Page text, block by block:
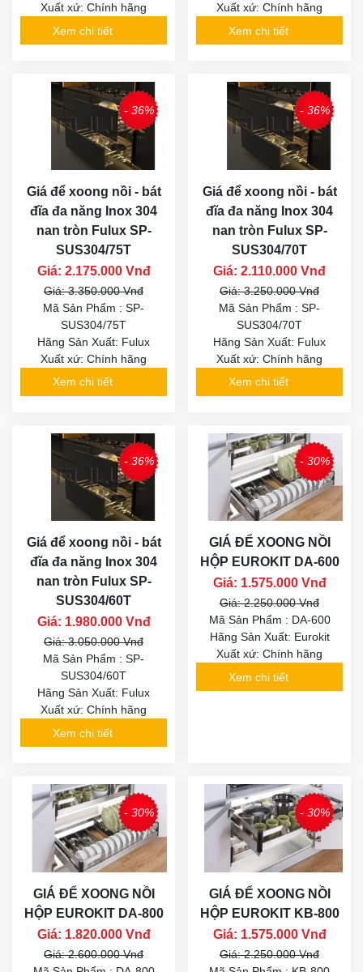
Xuất xứ: Chính hãng
Xem chi tiết
Xuất xứ: Chính hãng
Xem chi tiết
- 36%
Giá để xoong nồi - bát
đĩa đa năng Inox 304
nan tròn Fulux SP-
SUS304/75T
Giá: 2.175.000 Vnđ
Giá: 3.350.000 Vnđ
Mã Sản Phẩm : SP-
SUS304/75T
Hãng Sản Xuất: Fulux
Xuất xứ: Chính hãng
Xem chi tiết
- 36%
Giá để xoong nồi - bát
đĩa đa năng Inox 304
nan tròn Fulux SP-
SUS304/70T
Giá: 2.110.000 Vnđ
Giá: 3.250.000 Vnđ
Mã Sản Phẩm : SP-
SUS304/70T
Hãng Sản Xuất: Fulux
Xuất xứ: Chính hãng
Xem chi tiết
- 36%
Giá để xoong nồi - bát
đĩa đa năng Inox 304
nan tròn Fulux SP-
SUS304/60T
Giá: 1.980.000 Vnđ
Giá: 3.050.000 Vnđ
Mã Sản Phẩm : SP-
SUS304/60T
Hãng Sản Xuất: Fulux
Xuất xứ: Chính hãng
Xem chi tiết
- 30%
GIÁ ĐỂ XOONG NỒI
HỘP EUROKIT DA-600
Giá: 1.575.000 Vnđ
Giá: 2.250.000 Vnđ
Mã Sản Phẩm : DA-600
Hãng Sản Xuất: Eurokit
Xuất xứ: Chính hãng
Xem chi tiết
- 30%
GIÁ ĐỂ XOONG NỒI
HỘP EUROKIT DA-800
Giá: 1.820.000 Vnđ
Giá: 2.600.000 Vnđ
- 30%
GIÁ ĐỂ XOONG NỒI
HỘP EUROKIT KB-800
Giá: 1.575.000 Vnđ
Giá: 2.250.000 Vnđ